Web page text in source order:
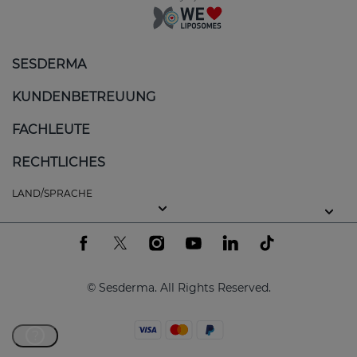
SESDERMA
KUNDENBETREUUNG
FACHLEUTE
RECHTLICHES
LAND/SPRACHE
© Sesderma. All Rights Reserved.